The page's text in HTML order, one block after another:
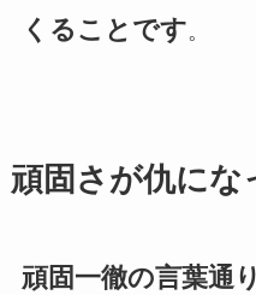
くることです。
頑固さが仇にな
頑固一徹の言葉通